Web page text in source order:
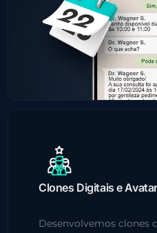
Clones Digitais e
Desenvolvemos clones